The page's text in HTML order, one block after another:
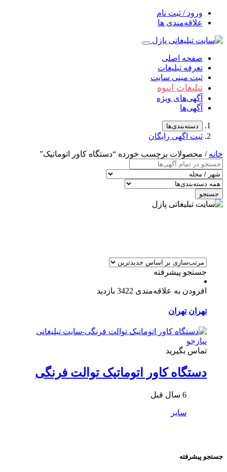
ورود / ثبت نام
علاقه‌مندی ها
صفحه اصلی
تعرفه تبلیغات
ثبت مینی سایت
تبلیغات انبوه
آگهی‌های ویژه
آگهی‌ها
دسته‌بندی‌ها
ثبت اگهی رایگان
خانه / محصولات برچسب خورده “دستگاه کاور اتوماتیک”
جستجو
جستجو پیشرفته
افزودن به علاقه‌مندی 3422 بازدید
تهران تهران
تماس بگیرید
دستگاه کاور اتوماتیک توالت فرنگی
6 سال قبل
سایر
جستجو پیشرفته